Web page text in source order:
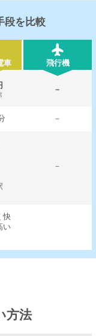
段を比較
車 飛行機
－
－
－
快
い
方法